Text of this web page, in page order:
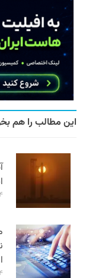
این مطالب را هم
۱۴
۱۴